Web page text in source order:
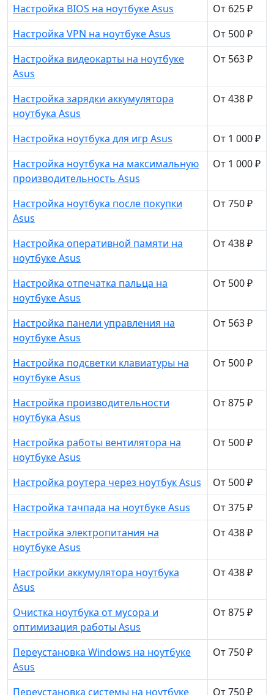
Настройка BIOS на ноутбуке Asus
От 625 ₽
Настройка VPN на ноутбуке Asus
От 500 ₽
Настройка видеокарты на ноутбуке
Asus
От 563 ₽
Настройка зарядки аккумулятора
ноутбука Asus
От 438 ₽
Настройка ноутбука для игр Asus
От 1 000 ₽
Настройка ноутбука на максимальную
производительность Asus
От 1 000 ₽
Настройка ноутбука после покупки
Asus
От 750 ₽
Настройка оперативной памяти на
ноутбуке Asus
От 438 ₽
Настройка отпечатка пальца на
ноутбуке Asus
От 500 ₽
Настройка панели управления на
ноутбуке Asus
От 563 ₽
Настройка подсветки клавиатуры на
ноутбуке Asus
От 500 ₽
Настройка производительности
ноутбука Asus
От 875 ₽
Настройка работы вентилятора на
ноутбуке Asus
От 500 ₽
Настройка роутера через ноутбук Asus
От 500 ₽
Настройка тачпада на ноутбуке Asus
От 375 ₽
Настройка электропитания на
ноутбуке Asus
От 438 ₽
Настройки аккумулятора ноутбука
Asus
От 438 ₽
Очистка ноутбука от мусора и
оптимизация работы Asus
От 875 ₽
Переустановка Windows на ноутбуке
Asus
От 750 ₽
Переустановка системы на ноутбуке От 750 ₽